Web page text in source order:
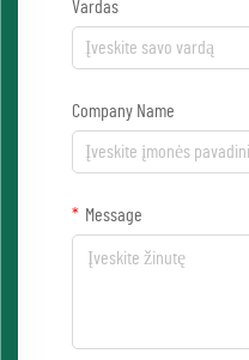
Vardas
Company Name
Message